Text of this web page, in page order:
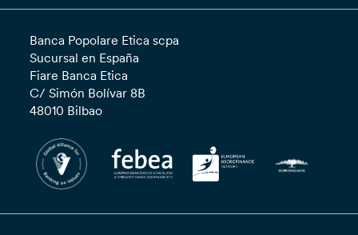
Banca Popolare Etica scpa
Sucursal en España
Fiare Banca Etica
C/ Simón Bolívar 8B
48010 Bilbao